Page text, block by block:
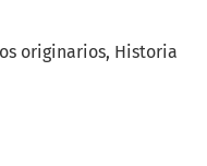
originarios Historia